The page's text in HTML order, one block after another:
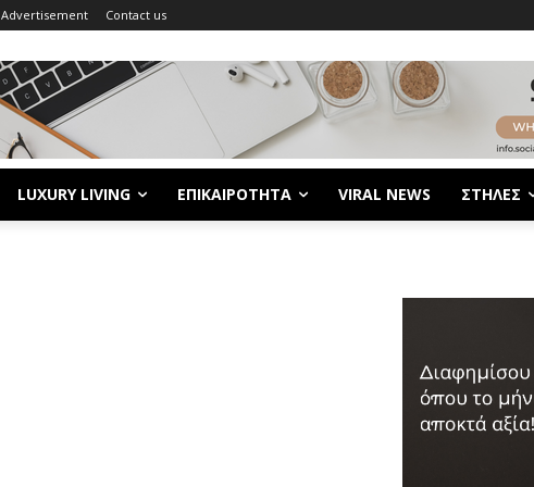
Advertisement Contact us
LUXURY LIVING ΕΠΙΚΑΙΡΟΤΗΤΑ VIRAL NEWS ΣΤΗΛΕΣ